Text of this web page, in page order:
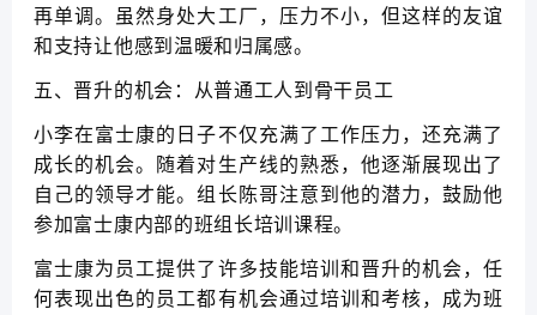
再单调。虽然身处大工厂，压力不小，但这样的友谊
和支持让他感到温暖和归属感。
五、晋升的机会：从普通工人到骨干员工
小李在富士康的日子不仅充满了工作压力，还充满了
成长的机会。随着对生产线的熟悉，他逐渐展现出了
自己的领导才能。组长陈哥注意到他的潜力，鼓励他
参加富士康内部的班组长培训课程。
富士康为员工提供了许多技能培训和晋升的机会，任
何表现出色的员工都有机会通过培训和考核，成为班